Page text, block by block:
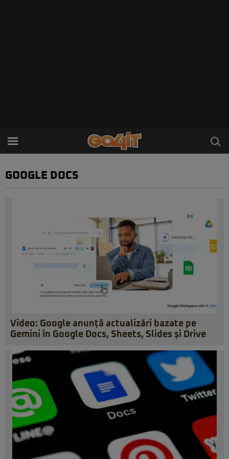
GOOGLE DOCS
Video: Google anunță actualizări bazate pe
Gemini în Google Docs, Sheets, Slides și Drive